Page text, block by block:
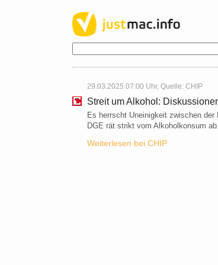
29.03.2025 07:00 Uhr, Quelle: CHIP
Streit um Alkohol:
Es herrscht Uneinigkeit zwischen
DGE rät strikt vom Alkoholkonsum ab.
Weiterlesen bei CHIP